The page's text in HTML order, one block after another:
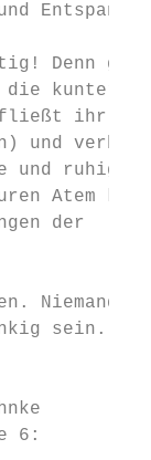
Denn
fließt ihr
und
ruhige
Atem
der
Niemand
sein.
6: